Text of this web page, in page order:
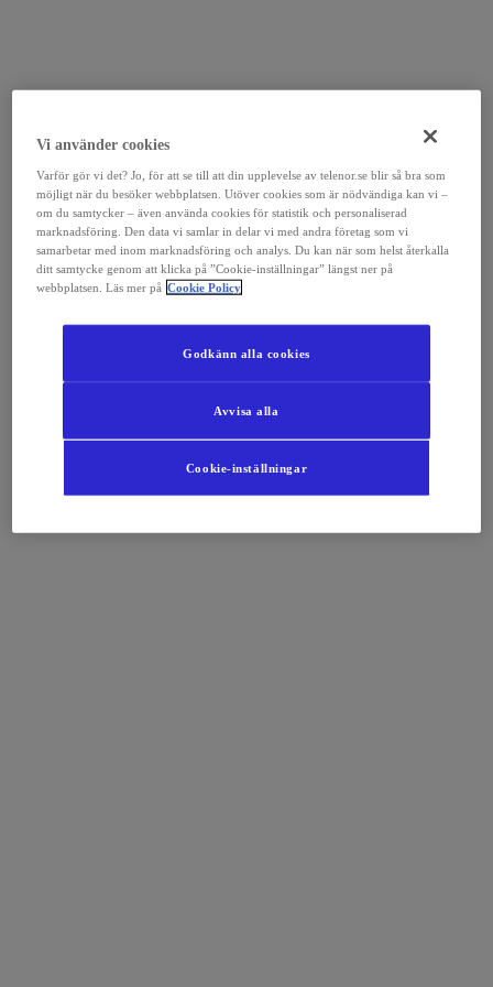
Vi använder cookies
Varför gör vi det? Jo, för att se till att din upplevelse av telenor.se blir så bra som
möjligt när du besöker webbplatsen. Utöver cookies som är nödvändiga kan vi –
om du samtycker – även använda cookies för statistik och personaliserad
marknadsföring. Den data vi samlar in delar vi med andra företag som vi
samarbetar med inom marknadsföring och analys. Du kan när som helst återkalla
ditt samtycke genom att klicka på ”Cookie-inställningar” längst ner på
webbplatsen. Läs mer på Cookie Policy
Cookie-inställningar
Avvisa alla
Godkänn alla cookies